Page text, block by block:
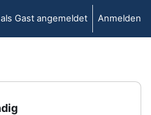
Gast angemeldet Anmelden